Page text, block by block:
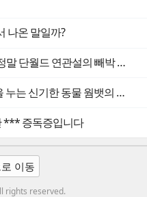
나온 말일까?
[이슈점검] 뉴진스 OMG 뮤비는 정말 단월드 연관설의 빼박 증거일까
[훗] "이게 똥이라고?" 사각형 똥을 누는 신기한 동물 웜뱃의 비밀
*** 증독증입니다
이동
rights reserved.